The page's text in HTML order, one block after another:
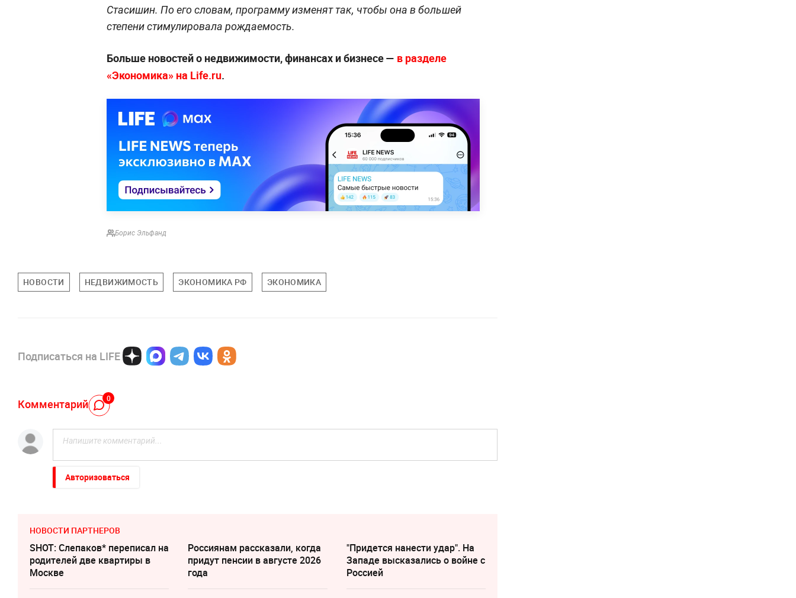
Стасишин. По его словам, программу изменят так, чтобы она в большей
степени стимулировала рождаемость.
Больше новостей о недвижимости, финансах и бизнесе — в разделе
«Экономика» на Life.ru.
Борис Эльфанд
НОВОСТИ НЕДВИЖИМОСТЬ ЭКОНОМИКА РФ ЭКОНОМИКА
Подписаться на LIFE
Комментарий 0
Авторизоваться
НОВОСТИ ПАРТНЕРОВ
SHOT: Слепаков* переписал на
родителей две квартиры в
Москве
Россиянам рассказали, когда
придут пенсии в августе 2026
года
"Придется нанести удар". На
Западе высказались о войне с
Россией